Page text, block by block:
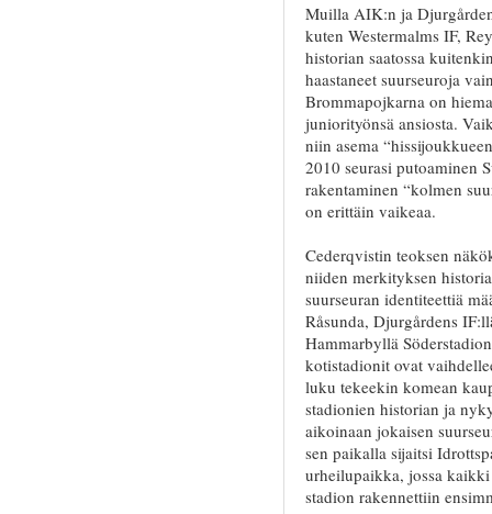
Muilla AIK:n ja
kuten Westermalms IF,
historian saatossa
haastaneet suurseuroja
Brommapojkarna on
juniorityönsä ansiosta.
niin asema
2010 seurasi putoaminen
rakentaminen “kolmen
on erittäin vaikeaa.
Cederqvistin teoksen
niiden merkityksen
suurseuran identiteettiä
Råsunda, Djurgårdens
Hammarbyllä
kotistadionit ovat
luku tekeekin komean
stadionien historian ja
aikoinaan jokaisen
sen paikalla sijaitsi
urheilupaikka, jossa kaikki
stadion rakennettiin